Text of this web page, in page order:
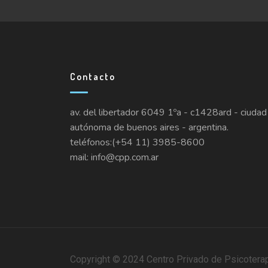
Contacto
av. del libertador 6049 1ºa - c1428ard - ciudad
autónoma de buenos aires - argentina.
teléfonos:(+54 11) 3985-8600
mail: info@cpp.com.ar
Copyright © 2024 Centro Privado de